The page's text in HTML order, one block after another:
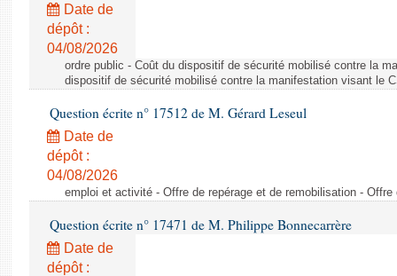
Date de
dépôt :
04/08/2026
ordre public - Coût du dispositif de sécurité mobilisé contre la
dispositif de sécurité mobilisé contre la manifestation visant le
Question écrite n° 17512 de M. Gérard Leseul
Date de
dépôt :
04/08/2026
emploi et activité - Offre de repérage et de remobilisation -
Question écrite n° 17471 de M. Philippe Bonnecarrère
Date de
dépôt :